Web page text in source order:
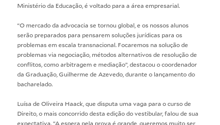
Ministério da Educação, é voltado para a área empresarial.
“O mercado da advocacia se tornou global, e os nossos alunos
serão preparados para pensarem soluções jurídicas para os
problemas em escala transnacional. Focaremos na solução de
problemas via negociação, métodos alternativos de resolução de
conflitos, como arbitragem e mediação”, destacou o coordenador
da Graduação, Guilherme de Azevedo, durante o lançamento do
bacharelado.
Luísa de Oliveira Haack, que disputa uma vaga para o curso de
Direito, o mais concorrido desta edição do vestibular, falou de sua
expectativa. “A espera pela prova é grande, queremos muito ser